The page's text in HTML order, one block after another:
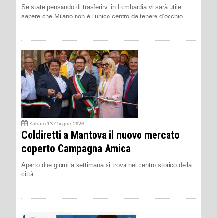
Se state pensando di trasferirvi in Lombardia vi sarà utile
sapere che Milano non è l’unico centro da tenere d’occhio.
Sabato 13 Giugno 2026
Coldiretti a Mantova il nuovo mercato
coperto Campagna Amica
Aperto due giorni a settimana si trova nel centro storico della
città